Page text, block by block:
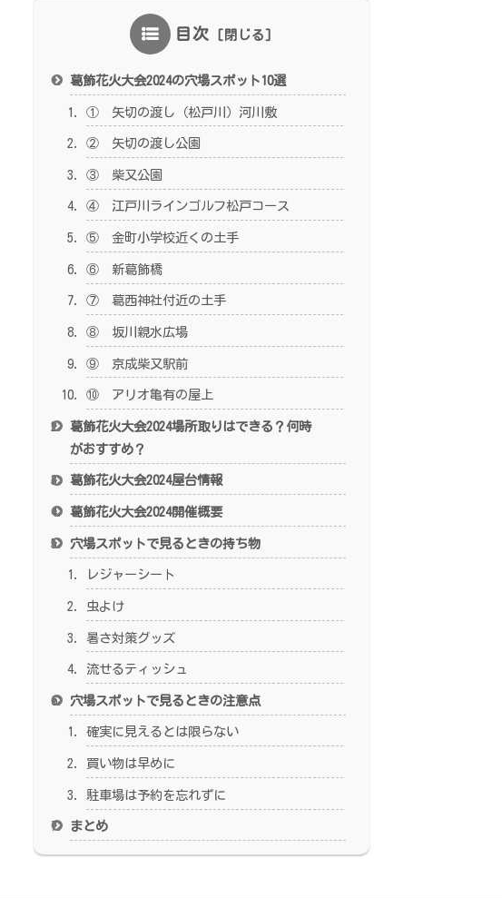
目次
葛飾花火大会2024の穴場スポット10選
① 矢切の渡し（松戸川）河川敷
② 矢切の渡し公園
③ 柴又公園
④ 江戸川ラインゴルフ松戸コース
⑤ 金町小学校近くの土手
⑥ 新葛飾橋
⑦ 葛西神社付近の土手
⑧ 坂川親水広場
⑨ 京成柴又駅前
⑩ アリオ亀有の屋上
葛飾花火大会2024場所取りはできる？何時
がおすすめ？
葛飾花火大会2024屋台情報
葛飾花火大会2024開催概要
穴場スポットで見るときの持ち物
レジャーシート
虫よけ
暑さ対策グッズ
流せるティッシュ
穴場スポットで見るときの注意点
確実に見えるとは限らない
買い物は早めに
駐車場は予約を忘れずに
まとめ